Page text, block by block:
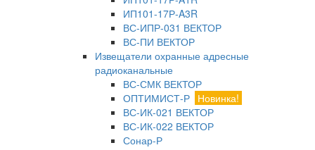
ИП101-17Р-A3R
ВС-ИПР-031 ВЕКТОР
ВС-ПИ ВЕКТОР
Извещатели охранные адресные
радиоканальные
ВС-СМК ВЕКТОР
ОПТИМИСТ-Р Новинка!
ВС-ИК-021 ВЕКТОР
ВС-ИК-022 ВЕКТОР
Сонар-Р